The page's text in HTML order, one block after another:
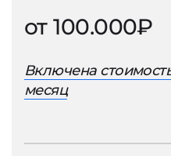
от 100.000₽
Включена
месяц